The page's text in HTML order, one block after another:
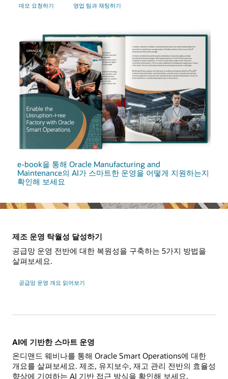
데모 요청하기 영업 팀과 채팅하기
e-book을 통해 Oracle Manufacturing and
Maintenance의 AI가 스마트한 운영을 어떻게 지원하는지
확인해 보세요
제조 운영 탁월성 달성하기
공급망 운영 전반에 대한 복원성을 구축하는 5가지 방법을
살펴보세요.
공급망 운영 개요 읽어보기
AI에 기반한 스마트 운영
온디맨드 웨비나를 통해 Oracle Smart Operations에 대한
개요를 살펴보세요. 제조, 유지보수, 재고 관리 전반의 효율성
향상에 기여하는 AI 기반 접근 방식을 확인해 보세요.